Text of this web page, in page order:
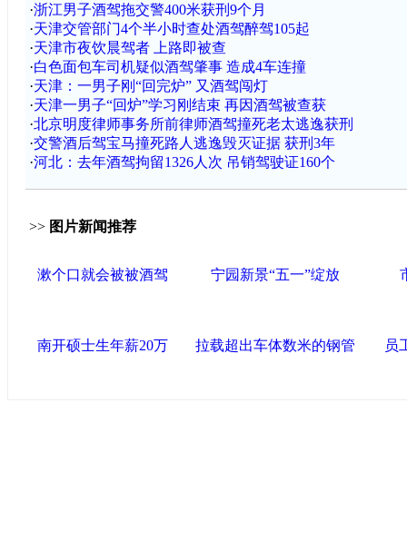
·浙江男子酒驾拖交警400米获刑9个月
·天津交管部门4个半小时查处酒驾醉驾105起
·天津市夜饮晨驾者 上路即被查
·白色面包车司机疑似酒驾肇事 造成4车连撞
·天津：一男子刚“回完炉” 又酒驾闯灯
·天津一男子“回炉”学习刚结束 再因酒驾被查获
·北京明度律师事务所前律师酒驾撞死老太逃逸获刑
·交警酒后驾宝马撞死路人逃逸毁灭证据 获刑3年
·河北：去年酒驾拘留1326人次 吊销驾驶证160个
>> 图片新闻推荐
漱个口就会被被酒驾 宁园新景“五一”绽放
南开硕士生年薪20万 拉载超出车体数米的钢管 员